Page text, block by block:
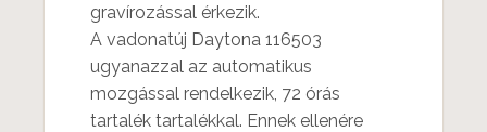
gravírozással érkezik.
A vadonatúj Daytona 116503
ugyanazzal az automatikus
mozgással rendelkezik, 72 órás
tartalék tartalékkal. Ennek ellenére